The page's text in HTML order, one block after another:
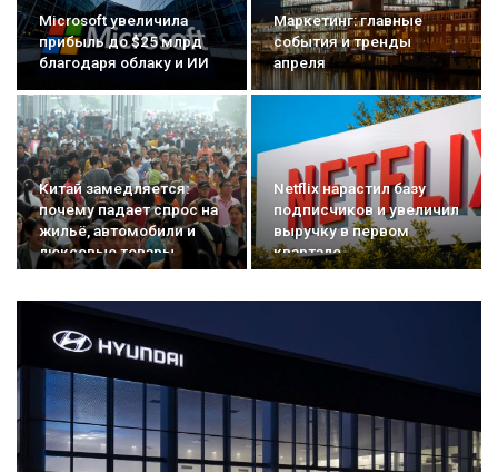
Microsoft увеличила
прибыль до $25 млрд
благодаря облаку и ИИ
Маркетинг: главные
события и тренды
апреля
Китай замедляется:
почему падает спрос на
жильё, автомобили и
люксовые товары
Netflix нарастил базу
подписчиков и увеличил
выручку в первом
квартале